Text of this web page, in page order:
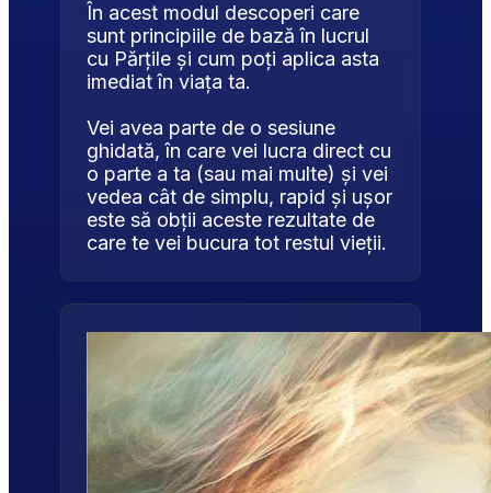
În acest modul descoperi care
sunt principiile de bază în lucrul
cu Părțile și cum poți aplica asta
imediat în viața ta.
Vei avea parte de o sesiune
ghidată, în care vei lucra direct cu
o parte a ta (sau mai multe) și vei
vedea cât de simplu, rapid și ușor
este să obții aceste rezultate de
care te vei bucura tot restul vieții.